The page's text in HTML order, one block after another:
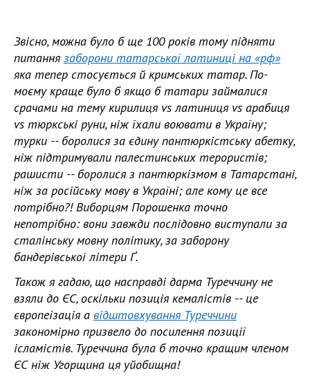
Звісно, можна було б ще 100 років тому підняти
питання заборони татарської латиниці на «рф»
яка тепер стосується й кримських татар. По-
моєму краще було б якщо б татари займалися
срачами на тему кирилиця vs латиниця vs арабиця
vs тюркські руни, ніж їхали воювати в Україну;
турки -- боролися за єдину пантюркістську абетку,
ніж підтримували палестинських терористів;
рашисти -- боролися з пантюркізмом в Татарстані,
ніж за російську мову в Україні; але кому це все
потрібно?! Виборцям Порошенка точно
непотрібно: вони завжди послідовно виступали за
сталінську мовну політику, за заборону
бандерівської літери Ґ.
Також я гадаю, що насправді дарма Туреччину не
взяли до ЄС, оскільки позиція кемалістів -- це
європеізація а відштовхування Туреччини
закономірно призвело до посилення позиції
ісламістів. Туреччина була б точно кращим членом
ЄС ніж Угорщина ця уйобищна!